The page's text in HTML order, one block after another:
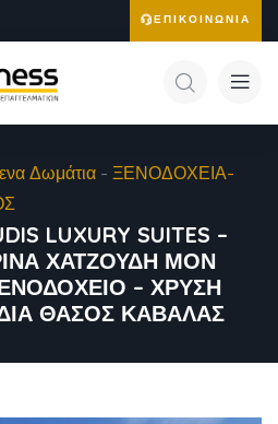
ΕΠΙΚΟΙΝΩΝΙΑ
Δωμάτια - ΞΕΝΟΔΟΧΕΙΑ-
LUXURY SUITES –
ΧΑΤΖΟΥΔΗ ΜΟΝ
– ΧΡΥΣΗ
ΘΑΣΟΣ ΚΑΒΑΛΑΣ